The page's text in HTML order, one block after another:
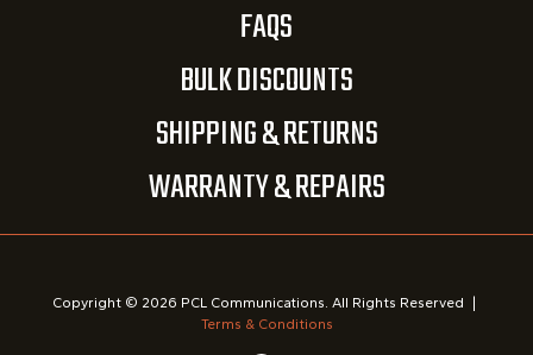
FAQS
BULK DISCOUNTS
SHIPPING & RETURNS
WARRANTY & REPAIRS
Copyright © 2026 PCL Communications. All Rights Reserved
|
Terms & Conditions